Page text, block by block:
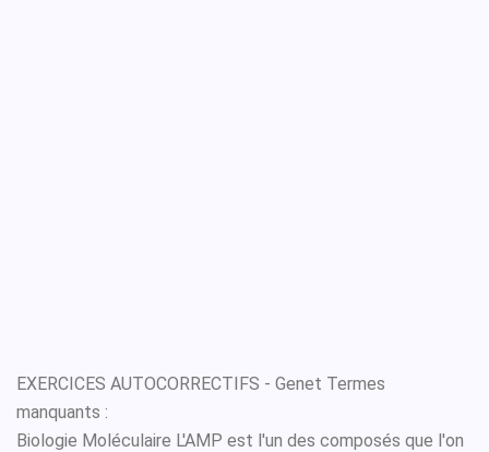
EXERCICES AUTOCORRECTIFS - Genet Termes
manquants :
Biologie Moléculaire L'AMP est l'un des composés que l'on